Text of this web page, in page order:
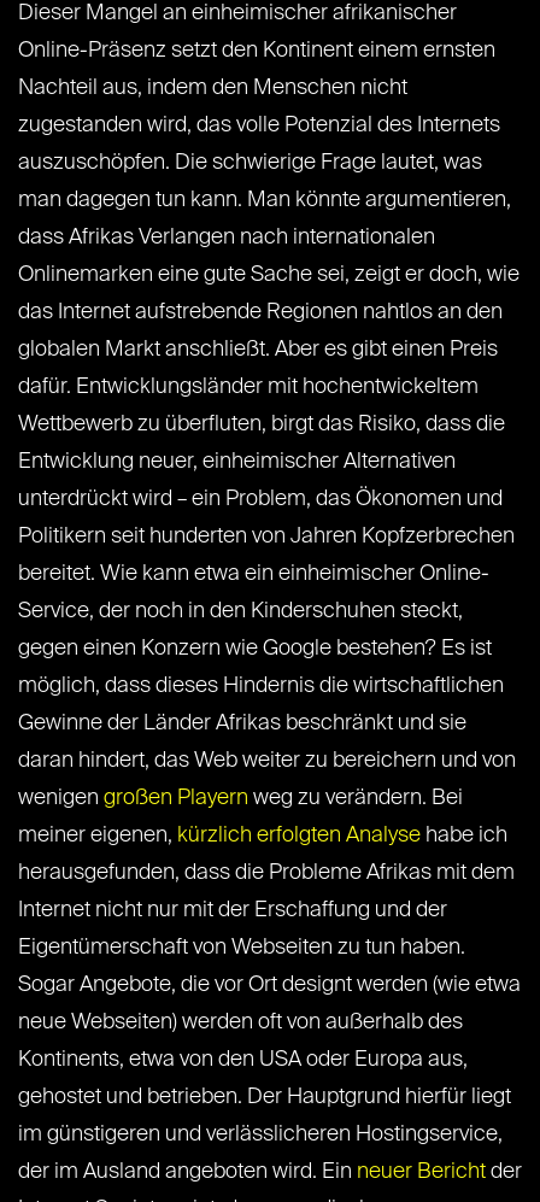
Dieser Mangel an einheimischer afrikanischer
Online-Präsenz setzt den Kontinent einem ernsten
Nachteil aus, indem den Menschen nicht
zugestanden wird, das volle Potenzial des Internets
auszuschöpfen. Die schwierige Frage lautet, was
man dagegen tun kann. Man könnte argumentieren,
dass Afrikas Verlangen nach internationalen
Onlinemarken eine gute Sache sei, zeigt er doch, wie
das Internet aufstrebende Regionen nahtlos an den
globalen Markt anschließt. Aber es gibt einen Preis
dafür. Entwicklungsländer mit hochentwickeltem
Wettbewerb zu überfluten, birgt das Risiko, dass die
Entwicklung neuer, einheimischer Alternativen
unterdrückt wird – ein Problem, das Ökonomen und
Politikern seit hunderten von Jahren Kopfzerbrechen
bereitet. Wie kann etwa ein einheimischer Online-
Service, der noch in den Kinderschuhen steckt,
gegen einen Konzern wie Google bestehen? Es ist
möglich, dass dieses Hindernis die wirtschaftlichen
Gewinne der Länder Afrikas beschränkt und sie
daran hindert, das Web weiter zu bereichern und von
wenigen großen Playern weg zu verändern. Bei
meiner eigenen, kürzlich erfolgten Analyse habe ich
herausgefunden, dass die Probleme Afrikas mit dem
Internet nicht nur mit der Erschaffung und der
Eigentümerschaft von Webseiten zu tun haben.
Sogar Angebote, die vor Ort designt werden (wie etwa
neue Webseiten) werden oft von außerhalb des
Kontinents, etwa von den USA oder Europa aus,
gehostet und betrieben. Der Hauptgrund hierfür liegt
im günstigeren und verlässlicheren Hostingservice,
der im Ausland angeboten wird. Ein neuer Bericht der